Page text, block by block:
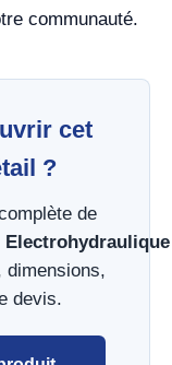
communauté.
cet
?
de
dimensions,
devis.